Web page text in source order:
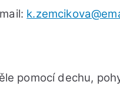
pomocí dechu,